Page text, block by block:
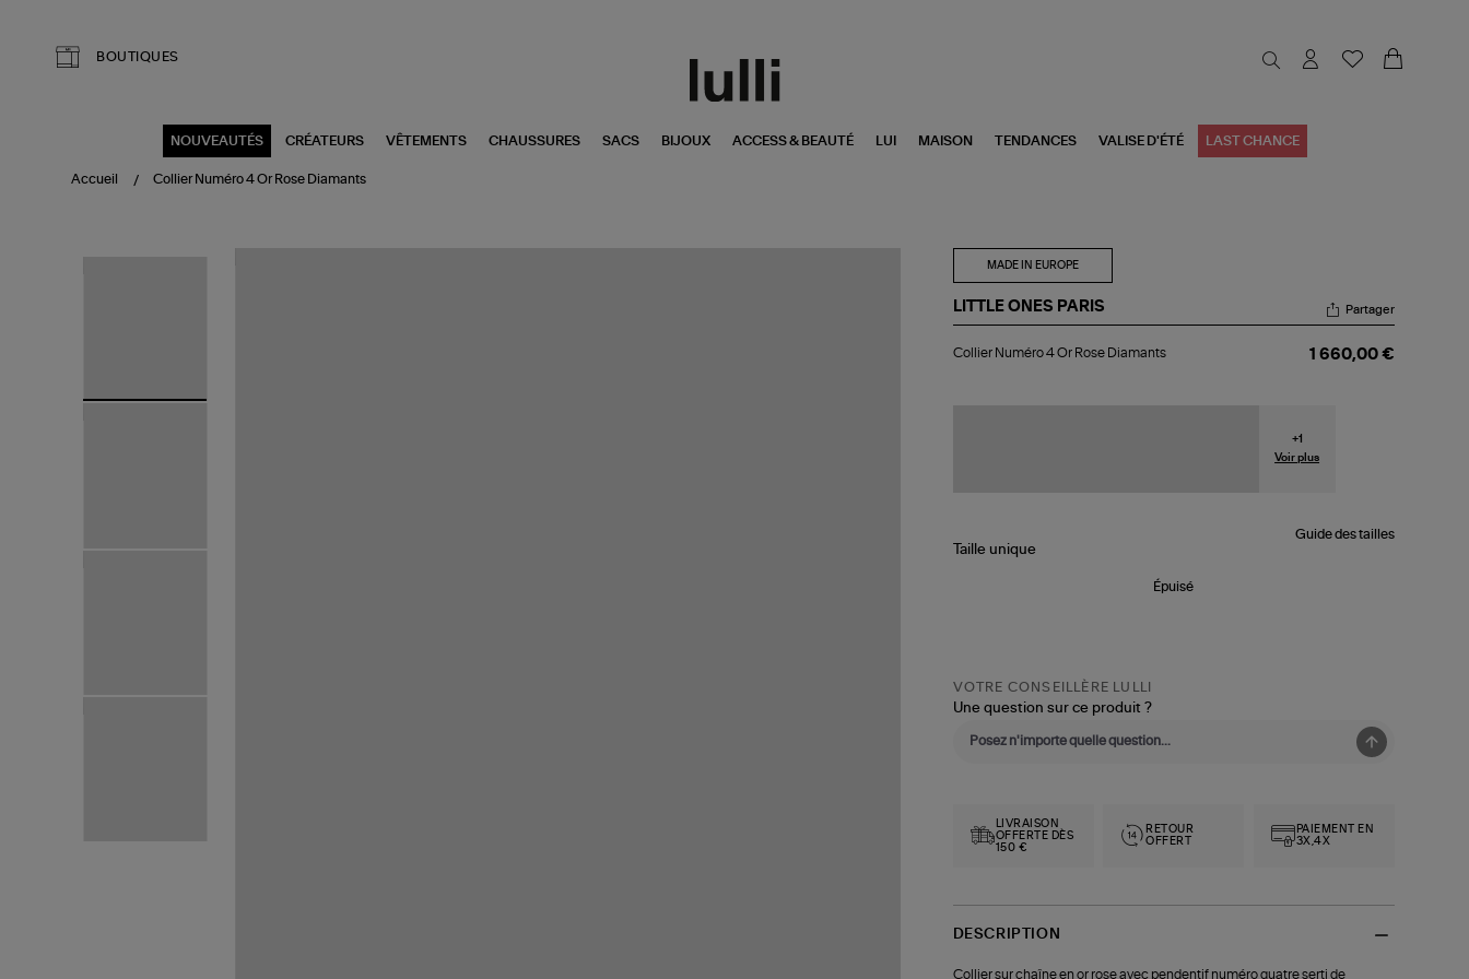
BOUTIQUES
NOUVEAUTÉS CRÉATEURS VÊTEMENTS CHAUSSURES SACS BIJOUX ACCESS & BEAUTÉ LUI MAISON TENDANCES VALISE D'ÉTÉ LAST CHANCE
Accueil Collier Numéro 4 Or Rose Diamants
MADE IN EUROPE
LITTLE ONES PARIS
Numéro
Partager
Collier Numéro 4 Or Rose Diamants 1 660,00 €
+1
Voir plus
Guide des tailles
Taille unique
Épuisé
VOTRE CONSEILLÈRE LULLI
Une question sur ce produit ?
LIVRAISON
OFFERTE DÈS
150 €
RETOUR
OFFERT
PAIEMENT EN
3X,4X
DESCRIPTION
Collier sur chaîne en or rose avec pendentif numéro quatre serti de